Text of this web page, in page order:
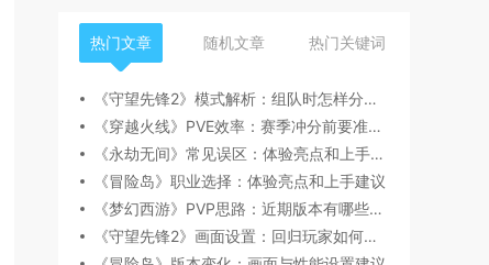
热门文章 随机文章 热门关键词
《守望先锋2》模式解析：组队时怎样分工更顺畅
《穿越火线》PVE效率：赛季冲分前要准备什么
《永劫无间》常见误区：体验亮点和上手建议
《冒险岛》职业选择：体验亮点和上手建议
《梦幻西游》PVP思路：近期版本有哪些变化值得关注
《守望先锋2》画面设置：回归玩家如何快速跟上节奏